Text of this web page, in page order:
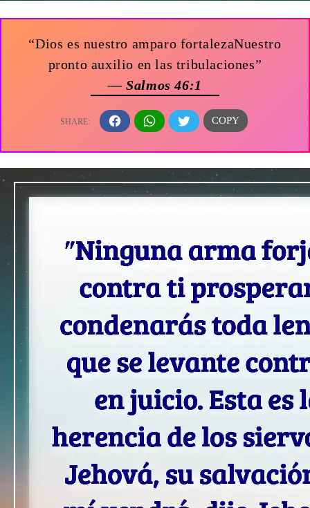
“Dios es nuestro amparo fortalezaNuestro
pronto auxilio en las tribulaciones”
— Salmos 46:1